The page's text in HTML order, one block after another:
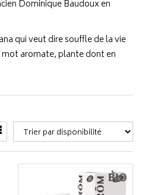
Dominique Baudoux en
qui veut dire souffle de la vie
aromate, plante dont en